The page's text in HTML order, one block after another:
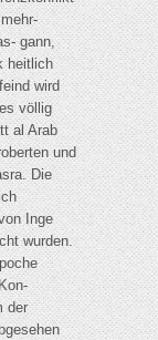
gann,
heitlich
wird
völlig
al Arab
und
Die
Inge
wurden.
der